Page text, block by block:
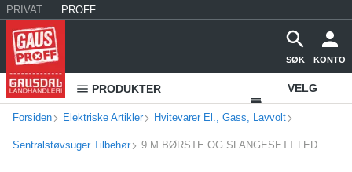
PRIVAT PROFF
SØK KONTO
PRODUKTER VELG
VAREHUS
KONTAKT
Forsiden Elektriske Artikler Hvitevarer El., Gass, Lavvolt
Sentralstøvsuger Tilbehør 9 M BØRSTE OG SLANGESETT LED